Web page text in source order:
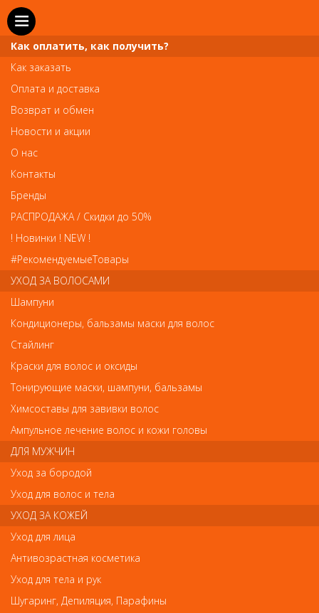
SEO
CHI Magnified Volume Лак для объема
CHI Magnified Volume Лак для объема
Арт.CHI5614
900
Нет в наличии
В закладки
максимальную законченность укладки. Предназначен для
придания максимального объема тонким и недостаточно
густым волосам. Лак CHI Magnified Volume Extra Firm Finishing
Spray насыщает волосы необходимыми питательными
Как оплатить, как получить?
Как заказать
Оплата и доставка
Возврат и обмен
Новости и акции
О нас
Контакты
Бренды
РАСПРОДАЖА / Скидки до 50%
! Новинки ! NEW !
#РекомендуемыеТовары
УХОД ЗА ВОЛОСАМИ
Шампуни
Кондиционеры, бальзамы маски для волос
Стайлинг
Краски для волос и оксиды
Тонирующие маски, шампуни, бальзамы
Химсоставы для завивки волос
Ампульное лечение волос и кожи головы
ДЛЯ МУЖЧИН
Уход за бородой
Уход для волос и тела
УХОД ЗА КОЖЕЙ
Уход для лица
Антивозрастная косметика
Уход для тела и рук
Шугаринг, Депиляция, Парафины